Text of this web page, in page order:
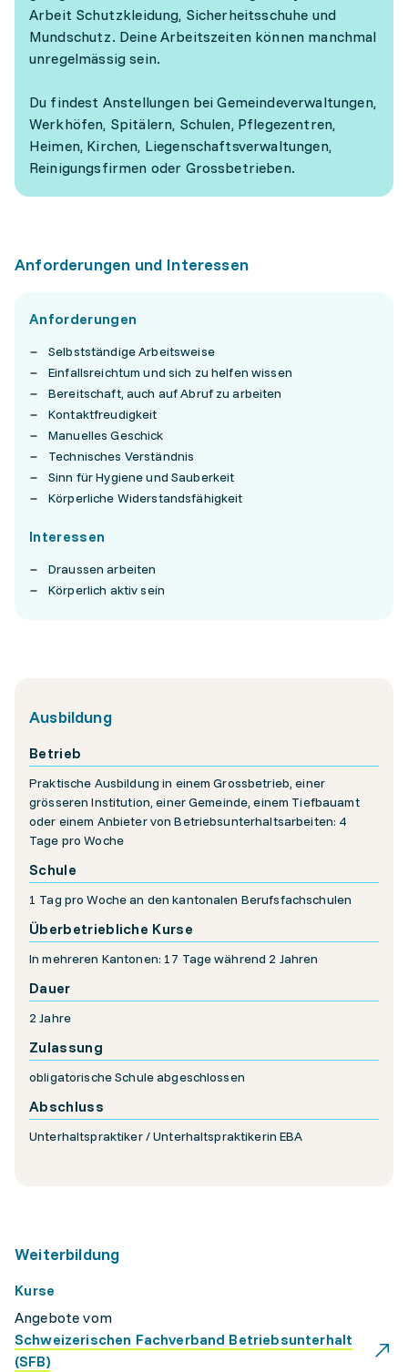
Arbeit Schutzkleidung, Sicherheitsschuhe und
Mundschutz. Deine Arbeitszeiten können manchmal
unregelmässig sein.
Du findest Anstellungen bei Gemeindeverwaltungen,
Werkhöfen, Spitälern, Schulen, Pflegezentren,
Heimen, Kirchen, Liegenschaftsverwaltungen,
Reinigungsfirmen oder Grossbetrieben.
Anforderungen und Interessen
Anforderungen
Selbstständige Arbeitsweise
Einfallsreichtum und sich zu helfen wissen
Bereitschaft, auch auf Abruf zu arbeiten
Kontaktfreudigkeit
Manuelles Geschick
Technisches Verständnis
Sinn für Hygiene und Sauberkeit
Körperliche Widerstandsfähigkeit
Interessen
Draussen arbeiten
Körperlich aktiv sein
Ausbildung
Betrieb
Praktische Ausbildung in einem Grossbetrieb, einer
grösseren Institution, einer Gemeinde, einem Tiefbauamt
oder einem Anbieter von Betriebsunterhaltsarbeiten: 4
Tage pro Woche
Schule
1 Tag pro Woche an den kantonalen Berufsfachschulen
Überbetriebliche Kurse
In mehreren Kantonen: 17 Tage während 2 Jahren
Dauer
2 Jahre
Zulassung
obligatorische Schule abgeschlossen
Abschluss
Unterhaltspraktiker / Unterhaltspraktikerin EBA
Weiterbildung
Kurse
Angebote vom
Schweizerischen Fachverband Betriebsunterhalt
(SFB)